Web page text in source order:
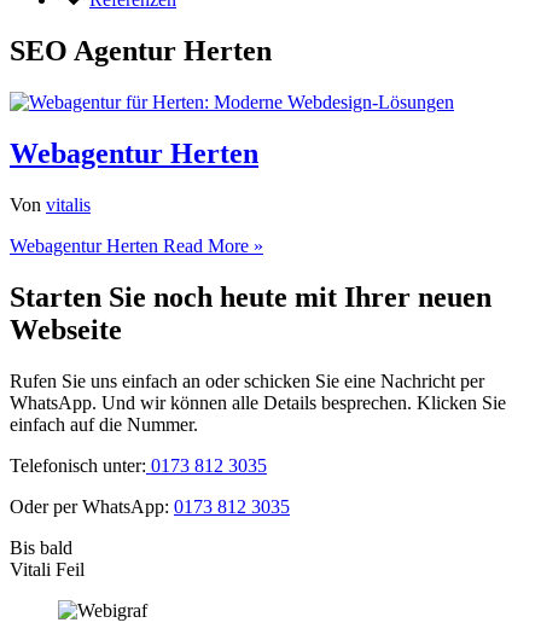
SEO Agentur Herten
Webagentur Herten
Von vitalis
Webagentur Herten Read More »
Starten Sie noch heute mit Ihrer neuen
Webseite
Rufen Sie uns einfach an oder schicken Sie eine Nachricht per
WhatsApp. Und wir können alle Details besprechen. Klicken Sie
einfach auf die Nummer.
Telefonisch unter: 0173 812 3035
Oder per WhatsApp: 0173 812 3035
Bis bald
Vitali Feil